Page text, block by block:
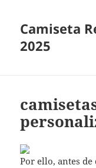
Camiseta
2025
Por ello, antes